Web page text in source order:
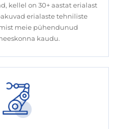
kellel on 30+ aastat erialast
erialaste tehniliste
meie pühendunud
kaudu.